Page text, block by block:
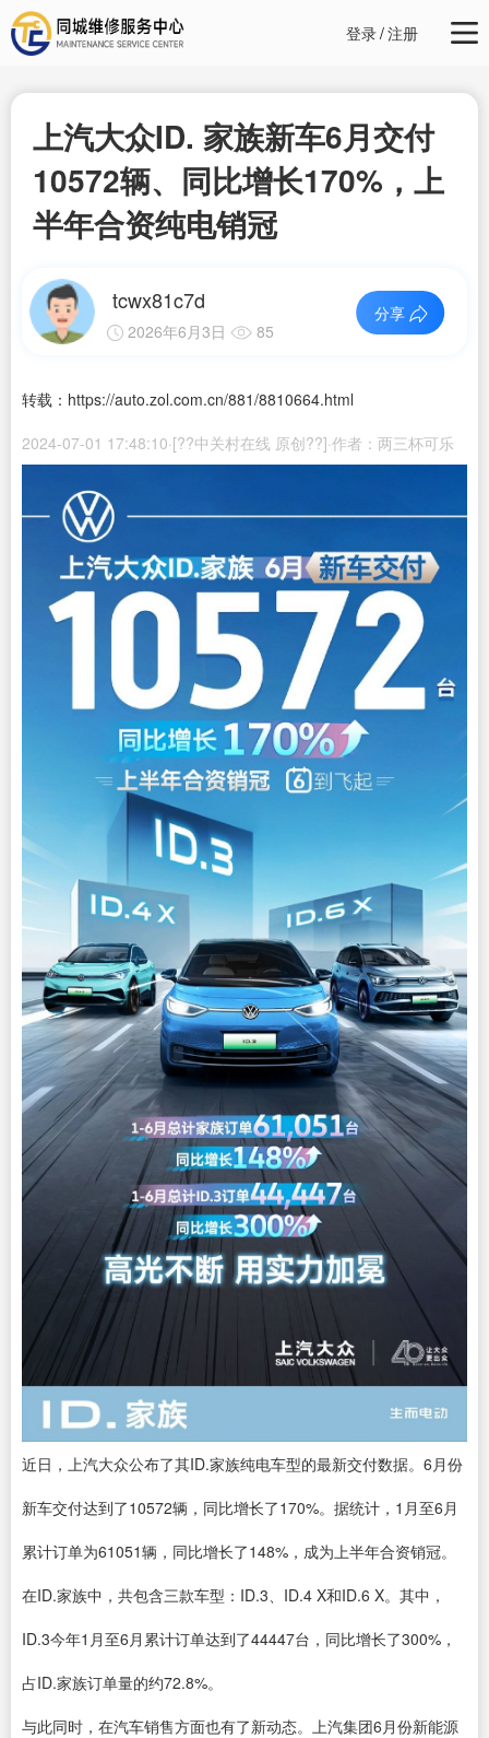
登录/注册
上汽大众ID. 家族新车6月交付
10572辆、同比增长170%，上
半年合资纯电销冠
tcwx81c7d
2026年6月3日 85
分享
转载：https://auto.zol.com.cn/881/8810664.html
2024-07-01 17:48:10·[??中关村在线 原创??]·作者：两三杯可乐
近日，上汽大众公布了其ID.家族纯电车型的最新交付数据。6月份
新车交付达到了10572辆，同比增长了170%。据统计，1月至6月
累计订单为61051辆，同比增长了148%，成为上半年合资销冠。
在ID.家族中，共包含三款车型：ID.3、ID.4 X和ID.6 X。其中，
ID.3今年1月至6月累计订单达到了44447台，同比增长了300%，
占ID.家族订单量的约72.8%。
与此同时，在汽车销售方面也有了新动态。上汽集团6月份新能源